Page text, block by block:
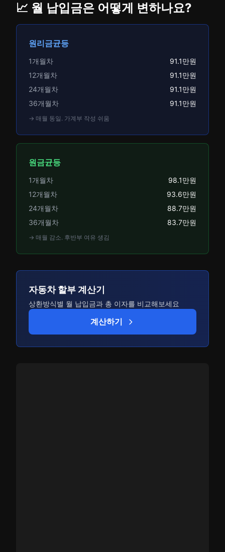
📈 월 납입금은 어떻게 변하나요?
원리금균등
1개월차
91.1만원
12개월차
91.1만원
24개월차
91.1만원
36개월차
91.1만원
→ 매월 동일. 가계부 작성 쉬움
원금균등
1개월차
98.1만원
12개월차
93.6만원
24개월차
88.7만원
36개월차
83.7만원
→ 매월 감소. 후반부 여유 생김
자동차 할부 계산기
상환방식별 월 납입금과 총 이자를 비교해보세요
계산하기